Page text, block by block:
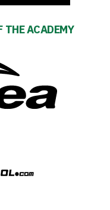
THE ACADEMY